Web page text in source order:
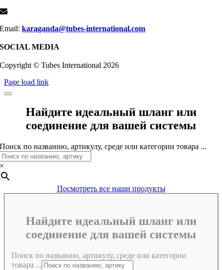
Email:karaganda@tubes-international.com
SOCIAL MEDIA
Copyright © Tubes International 2026
Page load link
Найдите идеальный шланг или
соединение для вашей системы
Поиск по названию, артикулу, среде или категории товара ...
×
Посмотреть все наши продукты
Найдите идеальный шланг или
соединение для вашей системы
Поиск по названию, артикулу, среде или категории
товара ...